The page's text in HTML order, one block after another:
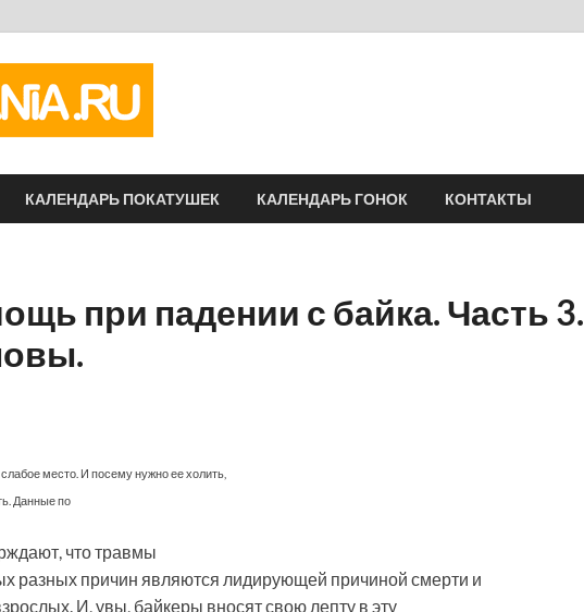
КАЛЕНДАРЬ ПОКАТУШЕК КАЛЕНДАРЬ ГОНОК КОНТАКТЫ
при падении с байка. Часть 3.
место. И посему нужно ее холить,
Данные по
что травмы
разных причин являются лидирующей причиной смерти и
И, увы, байкеры вносят свою лепту в эту